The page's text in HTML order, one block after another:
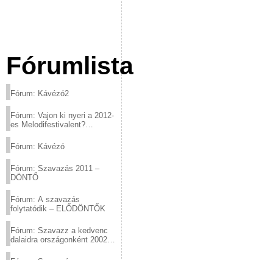
Fórumlista
Fórum: Kávézó2
Fórum: Vajon ki nyeri a 2012-
es Melodifestivalent?
Fórum: Kávézó
Fórum: Szavazás 2011 –
DÖNTŐ
Fórum: A szavazás
folytatódik – ELŐDÖNTŐK
Fórum: Szavazz a kedvenc
dalaidra országonként 2002